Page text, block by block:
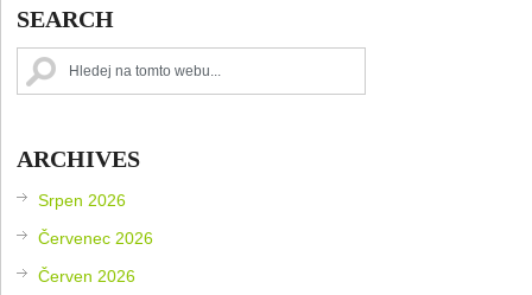
SEARCH
ARCHIVES
Srpen 2026
Červenec 2026
Červen 2026